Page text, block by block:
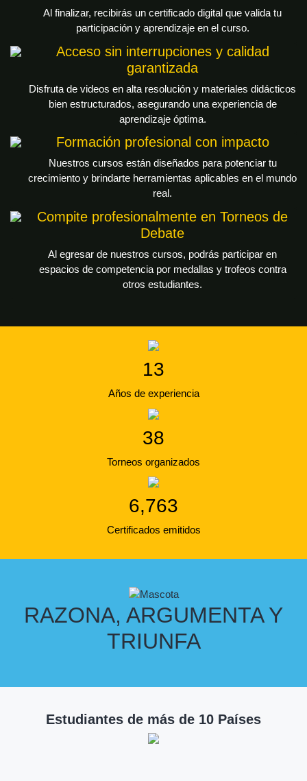
Al finalizar, recibirás un certificado digital que valida tu
participación y aprendizaje en el curso.
Acceso sin interrupciones y calidad
garantizada
Disfruta de videos en alta resolución y materiales didácticos
bien estructurados, asegurando una experiencia de
aprendizaje óptima.
Formación profesional con impacto
Nuestros cursos están diseñados para potenciar tu
crecimiento y brindarte herramientas aplicables en el mundo
real.
Compite profesionalmente en Torneos de
Debate
Al egresar de nuestros cursos, podrás participar en
espacios de competencia por medallas y trofeos contra
otros estudiantes.
13
Años de experiencia
38
Torneos organizados
6,763
Certificados emitidos
RAZONA, ARGUMENTA Y
TRIUNFA
Estudiantes de más de 10 Países